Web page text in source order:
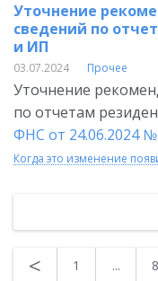
Уточнение
сведений по
и ИП
03.07.2024 Прочее
Уточнение
по отчетам
ФНС от 24.06.2024
Когда это изменение
< 1 ... 8